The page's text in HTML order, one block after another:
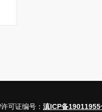
可证编号： 滇ICP备